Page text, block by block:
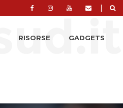
|
RISORSE GADGETS